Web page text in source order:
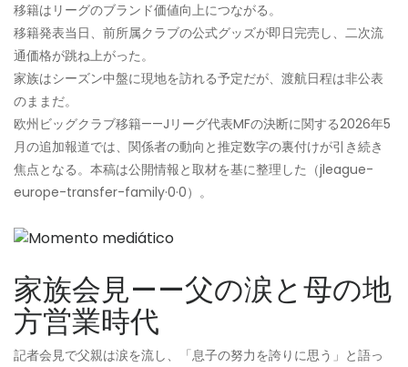
移籍はリーグのブランド価値向上につながる。
移籍発表当日、前所属クラブの公式グッズが即日完売し、二次流
通価格が跳ね上がった。
家族はシーズン中盤に現地を訪れる予定だが、渡航日程は非公表
のままだ。
欧州ビッグクラブ移籍——Jリーグ代表MFの決断に関する2026年5
月の追加報道では、関係者の動向と推定数字の裏付けが引き続き
焦点となる。本稿は公開情報と取材を基に整理した（jleague-
europe-transfer-family·0·0）。
家族会見——父の涙と母の地
方営業時代
記者会見で父親は涙を流し、「息子の努力を誇りに思う」と語っ